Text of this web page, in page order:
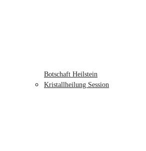
Botschaft Heilstein
Kristallheilung Session